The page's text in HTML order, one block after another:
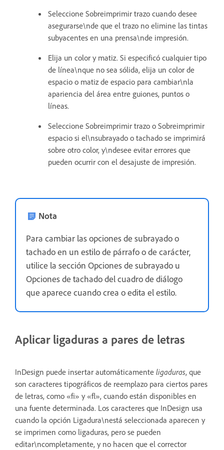
Seleccione Sobreimprimir trazo cuando desee
asegurarse\nde que el trazo no elimine las tintas
subyacentes en una prensa\nde impresión.
Elija un color y matiz. Si especificó cualquier tipo
de línea\nque no sea sólida, elija un color de
espacio o matiz de espacio para cambiar\nla
apariencia del área entre guiones, puntos o
líneas.
Seleccione Sobreimprimir trazo o Sobreimprimir
espacio si el\nsubrayado o tachado se imprimirá
sobre otro color, y\ndesee evitar errores que
pueden ocurrir con el desajuste de impresión.
Nota
Para cambiar las opciones de subrayado o
tachado en un estilo de párrafo o de carácter,
utilice la sección Opciones de subrayado u
Opciones de tachado del cuadro de diálogo
que aparece cuando crea o edita el estilo.
Aplicar ligaduras a pares de letras
InDesign puede insertar automáticamente ligaduras, que
son caracteres tipográficos de reemplazo para ciertos pares
de letras, como «fi» y «fl», cuando están disponibles en
una fuente determinada. Los caracteres que InDesign usa
cuando la opción Ligadura\nestá seleccionada aparecen y
se imprimen como ligaduras, pero se pueden
editar\ncompletamente, y no hacen que el corrector